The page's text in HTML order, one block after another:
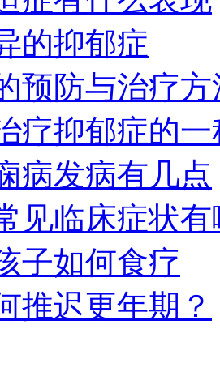
的抑郁症
预防与治疗
疗抑郁症的
病发病有几点
见临床症状有
子如何食疗
推迟更年期？